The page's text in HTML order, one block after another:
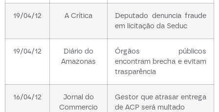
19/04/12 A Crítica
Deputado denuncia fraude
em licitação da Seduc
19/04/12
Diário do
Amazonas
Órgãos públicos
encontram brecha e evitam
trasparência
16/04/12
Jornal do
Commercio
Gestor que atrasar entrega
de ACP será multado